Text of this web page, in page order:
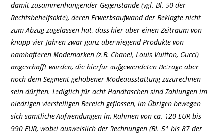
damit zusammenhängender Gegenstände (vgl. Bl. 50 der
Rechtsbehelfsakte), deren Erwerbsaufwand der Beklagte nicht
zum Abzug zugelassen hat, dass hier über einen Zeitraum von
knapp vier Jahren zwar ganz überwiegend Produkte von
namhafteren Modemarken (z.B. Chanel, Louis Vuitton, Gucci)
angeschafft wurden, die hierfür aufgewendeten Beträge aber
noch dem Segment gehobener Modeausstattung zuzurechnen
sein dürften. Lediglich für acht Handtaschen sind Zahlungen im
niedrigen vierstelligen Bereich geflossen, im Übrigen bewegen
sich sämtliche Aufwendungen im Rahmen von ca. 120 EUR bis
990 EUR, wobei ausweislich der Rechnungen (Bl. 51 bis 87 der